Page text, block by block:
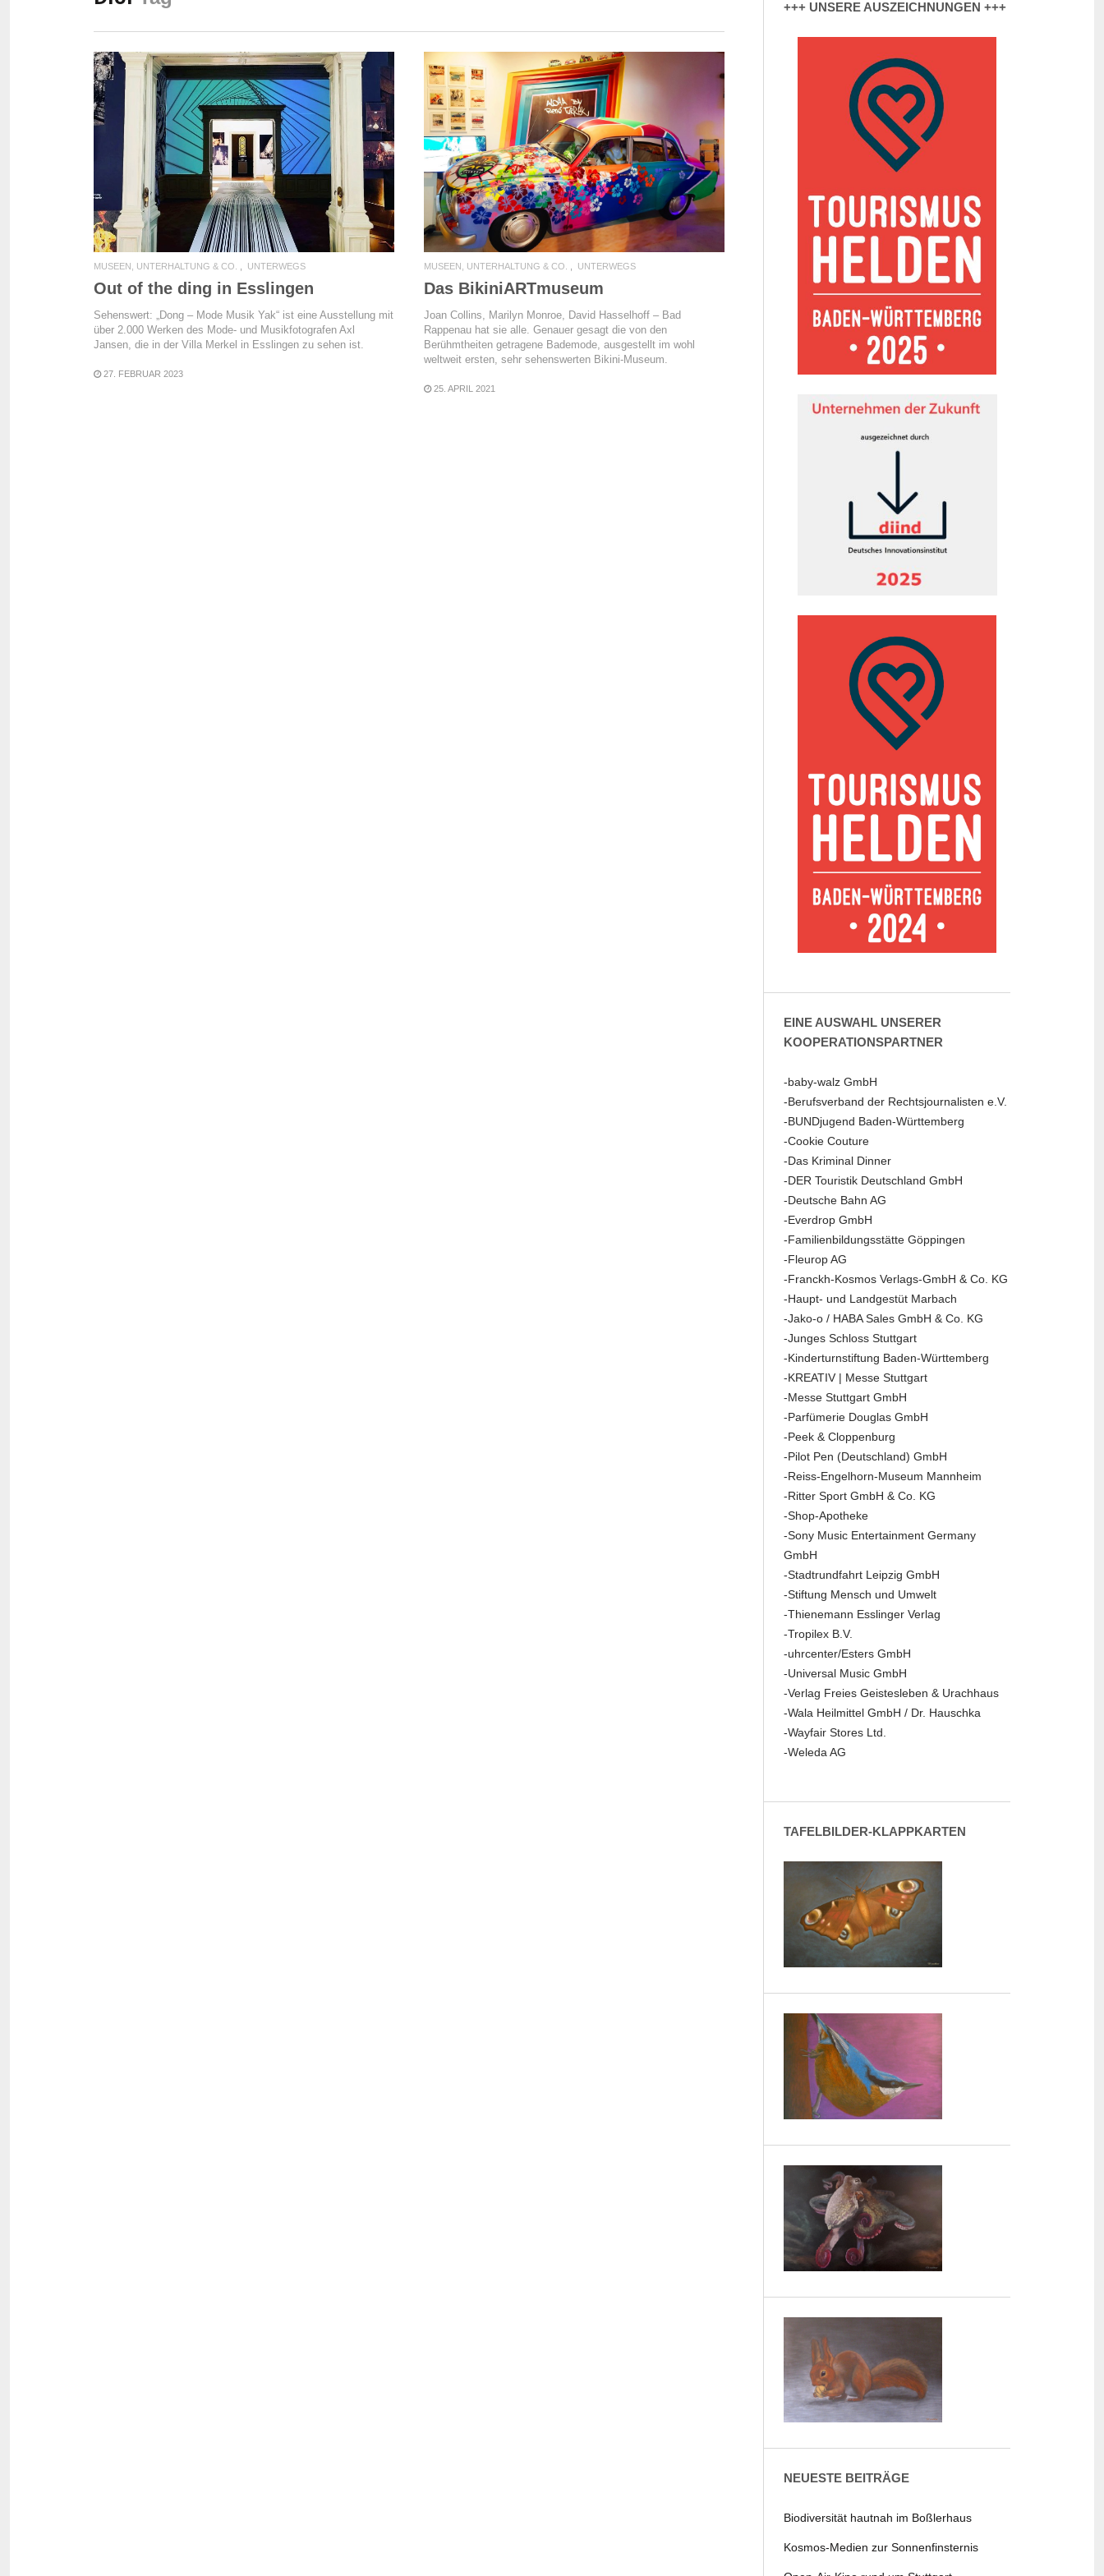
READ MORE
MUSEEN, UNTERHALTUNG & CO. UNTERWEGS
Out of the ding in Esslingen
Sehenswert: „Dong – Mode Musik Yak“ ist eine Ausstellung mit
über 2.000 Werken des Mode- und Musikfotografen Axl
Jansen, die in der Villa Merkel in Esslingen zu sehen ist.
27. FEBRUAR 2023
READ MORE
MUSEEN, UNTERHALTUNG & CO. UNTERWEGS
Das BikiniARTmuseum
Joan Collins, Marilyn Monroe, David Hasselhoff – Bad
Rappenau hat sie alle. Genauer gesagt die von den
Berühmtheiten getragene Bademode, ausgestellt im wohl
weltweit ersten, sehr sehenswerten Bikini-Museum.
25. APRIL 2021
+++ UNSERE AUSZEICHNUNGEN +++
EINE AUSWAHL UNSERER
KOOPERATIONSPARTNER
-baby-walz GmbH
-Berufsverband der Rechtsjournalisten e.V.
-BUNDjugend Baden-Württemberg
-Cookie Couture
-Das Kriminal Dinner
-DER Touristik Deutschland GmbH
-Deutsche Bahn AG
-Everdrop GmbH
-Familienbildungsstätte Göppingen
-Fleurop AG
-Franckh-Kosmos Verlags-GmbH & Co. KG
-Haupt- und Landgestüt Marbach
-Jako-o / HABA Sales GmbH & Co. KG
-Junges Schloss Stuttgart
-Kinderturnstiftung Baden-Württemberg
-KREATIV | Messe Stuttgart
-Messe Stuttgart GmbH
-Parfümerie Douglas GmbH
-Peek & Cloppenburg
-Pilot Pen (Deutschland) GmbH
-Reiss-Engelhorn-Museum Mannheim
-Ritter Sport GmbH & Co. KG
-Shop-Apotheke
-Sony Music Entertainment Germany
GmbH
-Stadtrundfahrt Leipzig GmbH
-Stiftung Mensch und Umwelt
-Thienemann Esslinger Verlag
-Tropilex B.V.
-uhrcenter/Esters GmbH
-Universal Music GmbH
-Verlag Freies Geistesleben & Urachhaus
-Wala Heilmittel GmbH / Dr. Hauschka
-Wayfair Stores Ltd.
-Weleda AG
TAFELBILDER-KLAPPKARTEN
NEUESTE BEITRÄGE
Biodiversität hautnah im Boßlerhaus
Kosmos-Medien zur Sonnenfinsternis